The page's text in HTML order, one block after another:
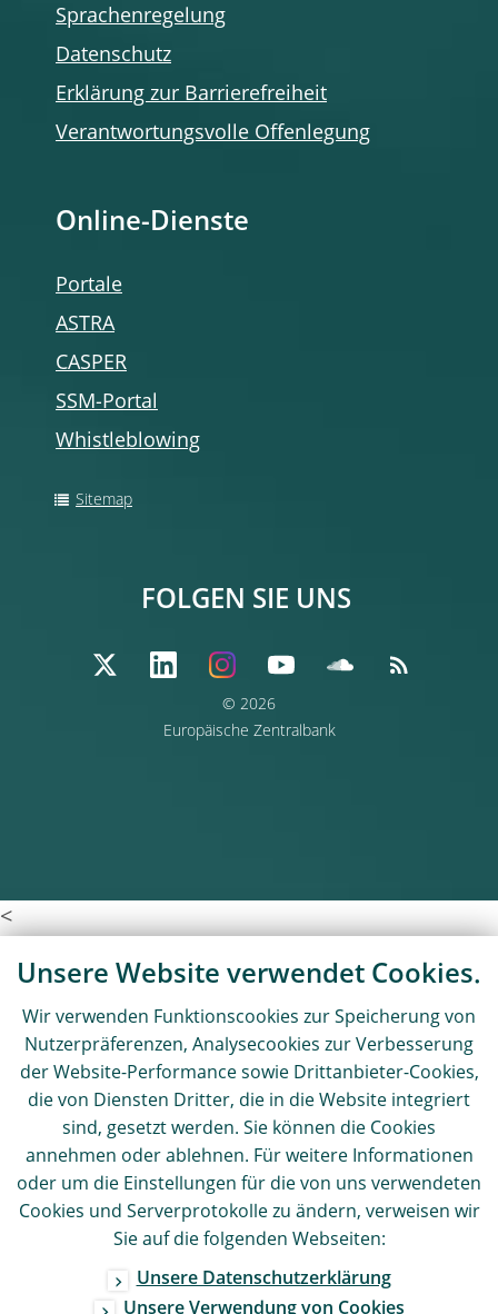
Sprachenregelung
Datenschutz
Erklärung zur Barrierefreiheit
Verantwortungsvolle Offenlegung
Online-Dienste
Portale
ASTRA
CASPER
SSM-Portal
Whistleblowing
Sitemap
© 2026
Europäische Zentralbank
FOLGEN SIE UNS
<
Unsere Website verwendet Cookies.
Wir verwenden Funktionscookies zur Speicherung von
Nutzerpräferenzen, Analysecookies zur Verbesserung
der Website-Performance sowie Drittanbieter-Cookies,
die von Diensten Dritter, die in die Website integriert
sind, gesetzt werden. Sie können die Cookies
annehmen oder ablehnen. Für weitere Informationen
oder um die Einstellungen für die von uns verwendeten
Cookies und Serverprotokolle zu ändern, verweisen wir
Sie auf die folgenden Webseiten:
Unsere Datenschutzerklärung
Unsere Verwendung von Cookies